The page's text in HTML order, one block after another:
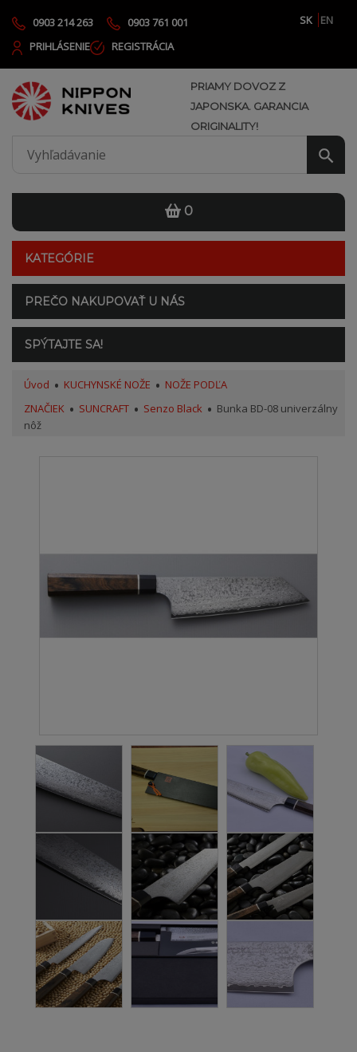
0903 214 263 0903 761 001 SK
EN
PRIHLÁSENIE
REGISTRÁCIA
PRIAMY DOVOZ Z
JAPONSKA. GARANCIA
ORIGINALITY!
0
KATEGÓRIE
PREČO NAKUPOVAŤ U NÁS
SPÝTAJTE SA!
Úvod KUCHYNSKÉ NOŽE
NOŽE PODĽA
ZNAČIEK
SUNCRAFT Senzo Black
Bunka BD-08 univerzálny
nôž